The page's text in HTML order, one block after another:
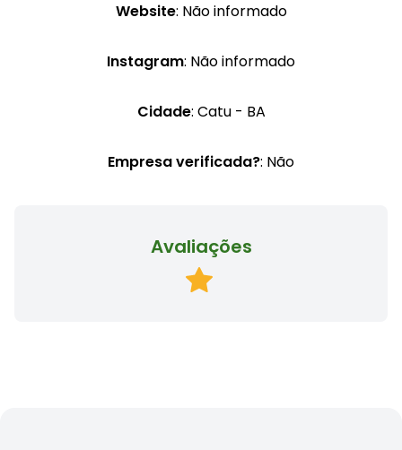
Website: Não informado
Instagram: Não informado
Cidade: Catu - BA
Empresa verificada?: Não
Avaliações